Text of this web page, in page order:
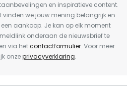
en inspiratieve content.
vinden we jouw mening belangrijk en
aankoop. Je kan op elk moment
onderaan de nieuwsbrief te
via hetcontactformulier. Voor meer
onzeprivacyverklaring.